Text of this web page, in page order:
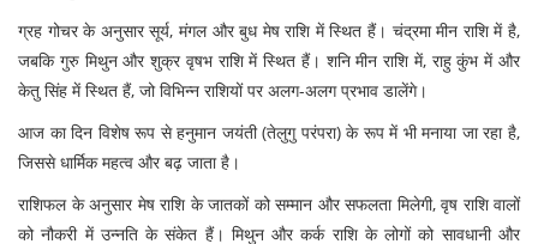
ग्रह गोचर के अनुसार सूर्य, मंगल और बुध मेष राशि में स्थित हैं। चंद्रमा मीन राशि में है,
जबकि गुरु मिथुन और शुक्र वृषभ राशि में स्थित हैं। शनि मीन राशि में, राहु कुंभ में और
केतु सिंह में स्थित हैं, जो विभिन्न राशियों पर अलग-अलग प्रभाव डालेंगे।
आज का दिन विशेष रूप से हनुमान जयंती (तेलुगु परंपरा) के रूप में भी मनाया जा रहा है,
जिससे धार्मिक महत्व और बढ़ जाता है।
राशिफल के अनुसार मेष राशि के जातकों को सम्मान और सफलता मिलेगी, वृष राशि वालों
को नौकरी में उन्नति के संकेत हैं। मिथुन और कर्क राशि के लोगों को सावधानी और